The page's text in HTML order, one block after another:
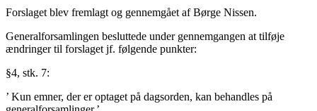
Forslaget blev fremlagt og gennemgået af Børge Nissen.
Generalforsamlingen besluttede under gennemgangen at tilføje
ændringer til forslaget jf. følgende punkter:
§4, stk. 7:
’ Kun emner, der er optaget på dagsorden, kan behandles på